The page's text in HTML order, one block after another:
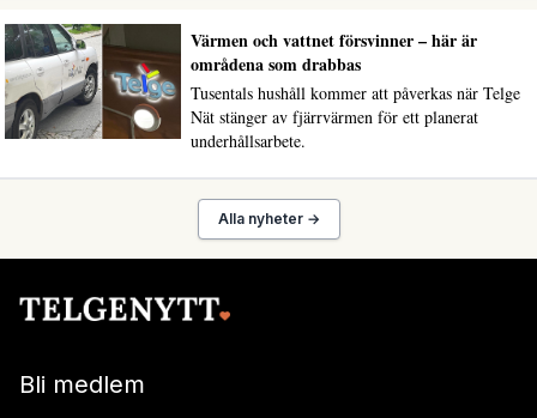
Värmen och vattnet försvinner – här är
områdena som drabbas
Tusentals hushåll kommer att påverkas när Telge
Nät stänger av fjärrvärmen för ett planerat
underhållsarbete.
Alla nyheter →
Bli medlem